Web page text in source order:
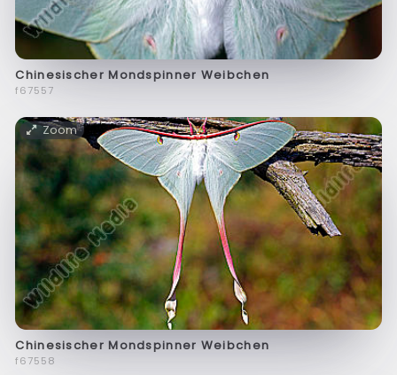
Chinesischer Mondspinner Weibchen
f67557
Zoom
Chinesischer Mondspinner Weibchen
f67558